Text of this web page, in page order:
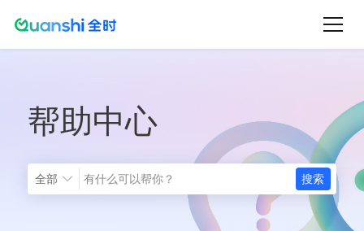
帮助中心
全部